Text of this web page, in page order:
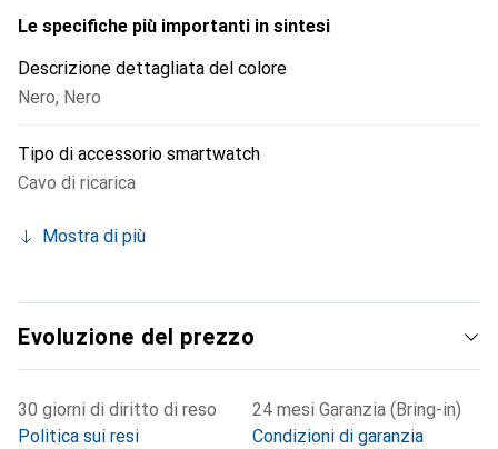
Le specifiche più importanti in sintesi
Descrizione dettagliata del colore
Nero, Nero
Tipo di accessorio smartwatch
Cavo di ricarica
Mostra di più
Evoluzione del prezzo
30 giorni di diritto di reso
Politica sui resi
24 mesi Garanzia (Bring-in)
Condizioni di garanzia